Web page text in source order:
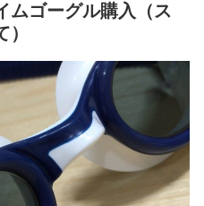
ムゴーグル購入（ス